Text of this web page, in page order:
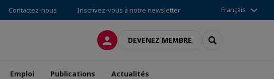
Contactez-nous Inscrivez-vous à notre newsletter Français
CONNEXIONDEVENEZ MEMBRE RECHERCHER
Emploi Publications Actualités